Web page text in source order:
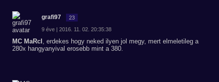
grafi97 23
9 éve | 2016. 11. 02. 20:35:38
MC MaRcI , erdekes hogy neked ilyen jol megy, mert elmeletileg a
280x hangyanyival erosebb mint a 380.